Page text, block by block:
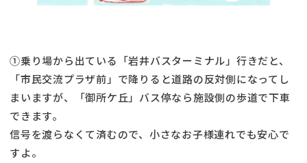
①乗り場から出ている「岩井バスターミナル」行きだと、
「市民交流プラザ前」で降りると道路の反対側になってし
まいますが、「御所ケ丘」バス停なら施設側の歩道で下車
できます。
信号を渡らなくて済むので、小さなお子様連れでも安心で
すよ。